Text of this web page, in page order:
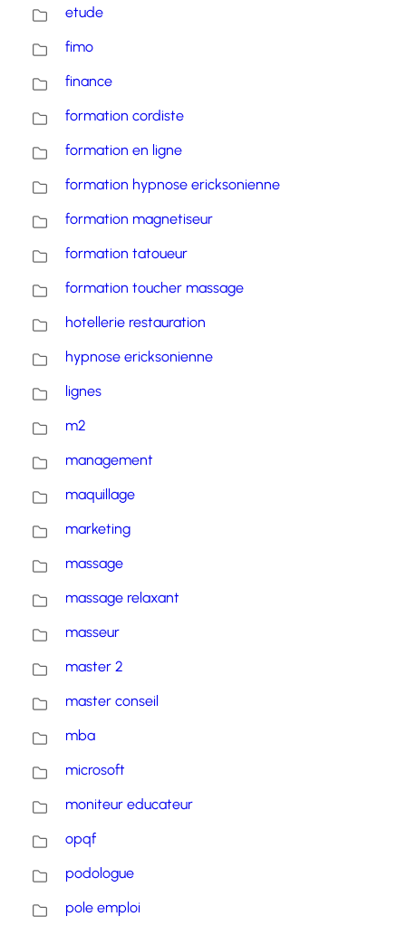
etude
fimo
finance
formation cordiste
formation en ligne
formation hypnose ericksonienne
formation magnetiseur
formation tatoueur
formation toucher massage
hotellerie restauration
hypnose ericksonienne
lignes
m2
management
maquillage
marketing
massage
massage relaxant
masseur
master 2
master conseil
mba
microsoft
moniteur educateur
opqf
podologue
pole emploi